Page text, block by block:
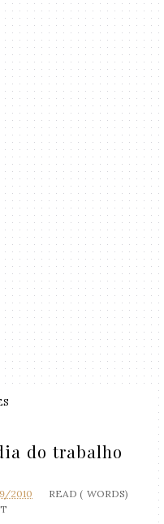
do trabalho
2010 READ ( WORDS)